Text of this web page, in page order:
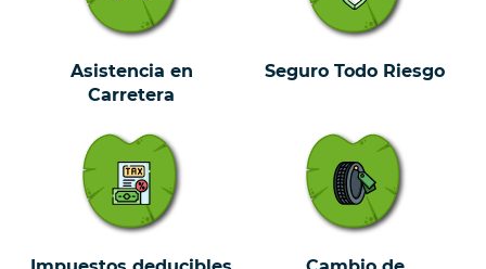
Asistencia en
Carretera
Seguro Todo Riesgo